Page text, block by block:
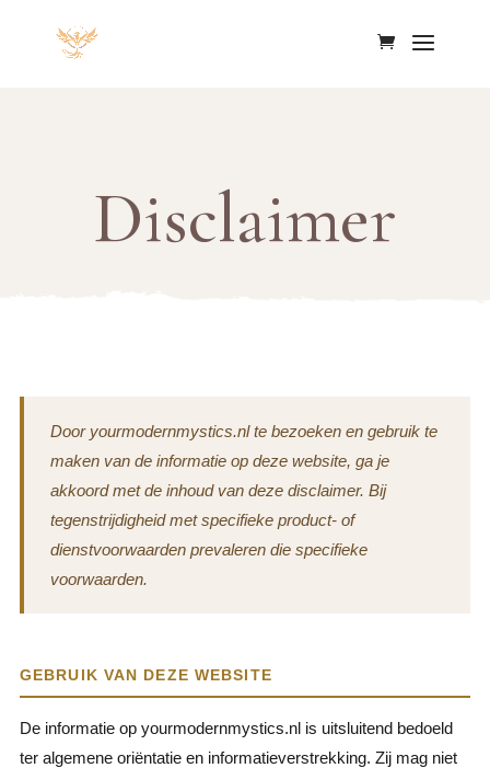
Disclaimer
Door yourmodernmystics.nl te bezoeken en gebruik te
maken van de informatie op deze website, ga je
akkoord met de inhoud van deze disclaimer. Bij
tegenstrijdigheid met specifieke product- of
dienstvoorwaarden prevaleren die specifieke
voorwaarden.
GEBRUIK VAN DEZE WEBSITE
De informatie op yourmodernmystics.nl is uitsluitend bedoeld
ter algemene oriëntatie en informatieverstrekking. Zij mag niet